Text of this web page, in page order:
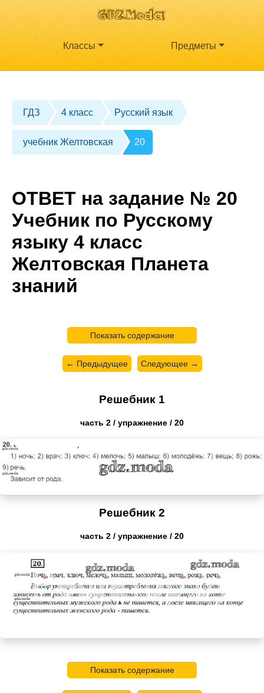
Классы Предметы
ГДЗ 4 класс Русский язык
учебник Желтовская 20
ОТВЕТ на задание № 20
Учебник по Русскому
языку 4 класс
Желтовская Планета
знаний
Показать содержание
← Предыдущее Следующее →
Решебник 1
часть 2 / упражнение / 20
Решебник 2
часть 2 / упражнение / 20
Показать содержание